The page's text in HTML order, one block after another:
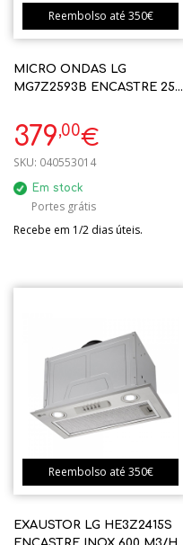
Reembolso até 350€
MICRO ONDAS LG
MG7Z2593B ENCASTRE 25L
379,00€
SKU: 040553014
Em stock
Portes grátis
Recebe em 1/2 dias úteis.
Reembolso até 350€
EXAUSTOR LG HE3Z2415S